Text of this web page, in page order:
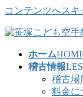
コンテンツへスキ
ホーム
稽古情報
稽古場
料金に